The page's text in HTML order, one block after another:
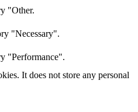
"Other.
"Necessary".
"Performance".
It does not store any personal